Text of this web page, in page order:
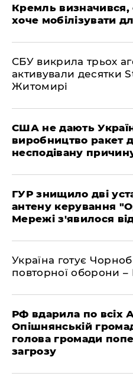
Кремль визначився,
хоче мобілізувати
СБУ викрила трьох
активували десятки
Житомирі
США не дають
виробництво ракет
несподівану
ГУР знищило дві
антену керування
Мережі з'явилося
Україна готує
повторної оборони –
РФ вдарила по всіх
Опішнянській
голова громади
загрозу